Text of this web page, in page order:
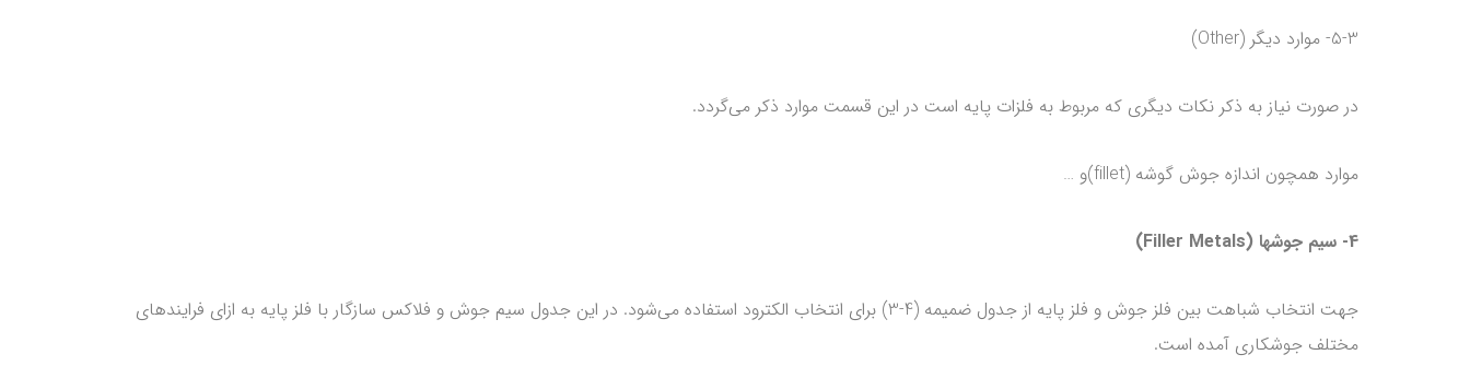
5-3- موارد دیگر (Other)
در صورت نیاز به ذکر نکات دیگری که مربوط به فلزات پایه است در این قسمت موارد ذکر می‌گردد.
موارد همچون اندازه جوش گوشه (fillet)و …
4- سیم جوشها (Filler Metals)
جهت انتخاب شباهت بین فلز جوش و فلز پایه از جدول ضمیمه (4-3) برای انتخاب الکترود استفاده می‌شود. در این جدول سیم جوش و فلاکس سازگار با فلز پایه به ازای فرایندهای
مختلف جوشکاری آمده است.